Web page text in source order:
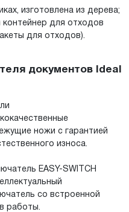
изготовлена из дерева;
контейнер для отходов
для отходов).
документов Ideal
ножи с гарантией
износа.
EASY-SWITCH
со встроенной
работы.